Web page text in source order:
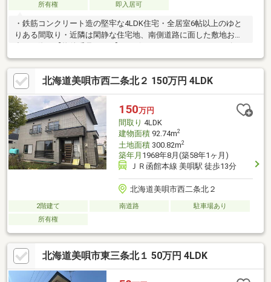
所有権
即入居可
・鉄筋コンクリート造の堅牢な4LDK住宅・全居室6帖以上のゆと
りある間取り・近隣は閑静な住宅地、南側道路に面した敷地お問
ご対応できます。
北海道美唄市西二条北２ 150万円 4LDK
150万円
間取り 4LDK
建物面積92.74m2
土地面積300.82m2
築年月 1968年8月(築58年1ヶ月)
ＪＲ函館本線 美唄駅 徒歩13分
北海道美唄市西二条北２
2階建て 南道路
駐車場あり
所有権
北海道美唄市東三条北１ 50万円 4LDK